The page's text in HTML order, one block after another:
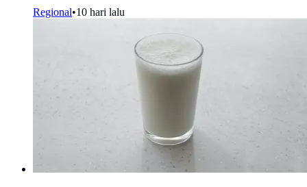
Regional•10 hari lalu